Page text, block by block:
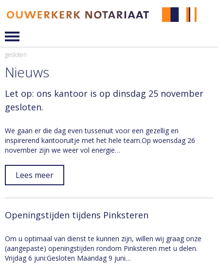
gesloten
Nieuws
Let op: ons kantoor is op dinsdag 25 november
gesloten.
We gaan er die dag even tussenuit voor een gezellig en
inspirerend kantooruitje met het hele team.Op woensdag 26
november zijn we weer vol energie…
Lees meer
Openingstijden tijdens Pinksteren
Om u optimaal van dienst te kunnen zijn, willen wij graag onze
(aangepaste) openingstijden rondom Pinksteren met u delen.
Vrijdag 6 juni:Gesloten Maandag 9 juni…